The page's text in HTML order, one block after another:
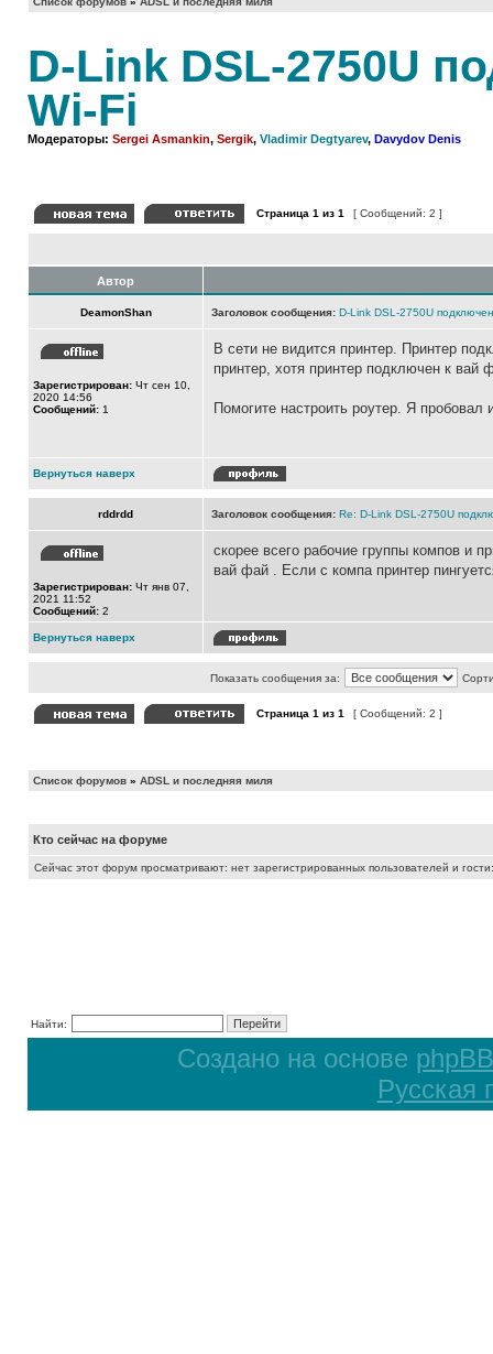
D-Link DSL-2750U
Wi-Fi
Модераторы: Sergei Asmankin, Sergik, Vladimir Degtyarev, Davydov Denis
Страница 1 из 1 [ Сообщений: 2 ]
Автор
DeamonShan Заголовок сообщения: D-Link DSL-2750U
Зарегистрирован: Чт сен 10,
2020 14:56
Сообщений: 1
В сети не видится принтер. Принтер
принтер, хотя принтер подключен к вай
Помогите настроить роутер. Я
Вернуться наверх
rddrdd Заголовок сообщения: Re: D-Link DSL-2750U
Зарегистрирован: Чт янв 07,
2021 11:52
Сообщений: 2
скорее всего рабочие группы компов и
вай фай . Если с компа принтер
Вернуться наверх
Показать сообщения за:
Страница 1 из 1 [ Сообщений: 2 ]
Список форумов » ADSL и последняя миля
Кто сейчас на форуме
Сейчас этот форум просматривают: нет зарегистрированных пользователей и
Найти:
Создано на основе phpBB
Русская